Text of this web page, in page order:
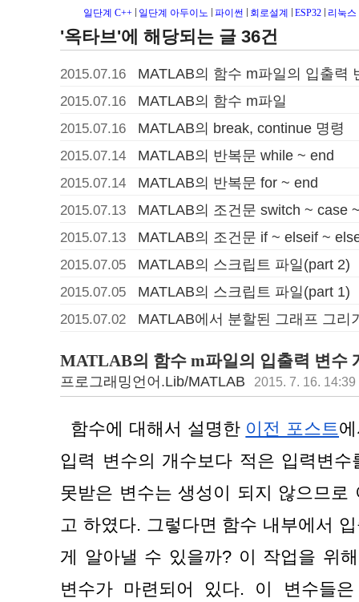
일단계 C++ 일단계 아두이노 파이썬 회로설계 ESP32 리눅스
'옥타브'에 해당되는 글 36건
2015.07.16 MATLAB의 함수 m파일의 입출력
2015.07.16 MATLAB의 함수 m파일
2015.07.16 MATLAB의 break, continue 명령
2015.07.14 MATLAB의 반복문 while ~ end
2015.07.14 MATLAB의 반복문 for ~ end
2015.07.13 MATLAB의 조건문 switch ~ case
2015.07.13 MATLAB의 조건문 if ~ elseif ~
2015.07.05 MATLAB의 스크립트 파일(part 2)
2015.07.05 MATLAB의 스크립트 파일(part 1)
2015.07.02 MATLAB에서 분할된 그래프 그리
MATLAB의 함수 m파일의 입출력 변수
프로그래밍언어.Lib/MATLAB 2015. 7. 16. 14:39
함수에 대해서 설명한 이전 포스트
입력 변수의 개수보다 적은 입력변
못받은 변수는 생성이 되지 않으므로
고 하였다. 그렇다면 함수 내부에서
게 알아낼 수 있을까? 이 작업을 위
변수가 마련되어 있다. 이 변수들